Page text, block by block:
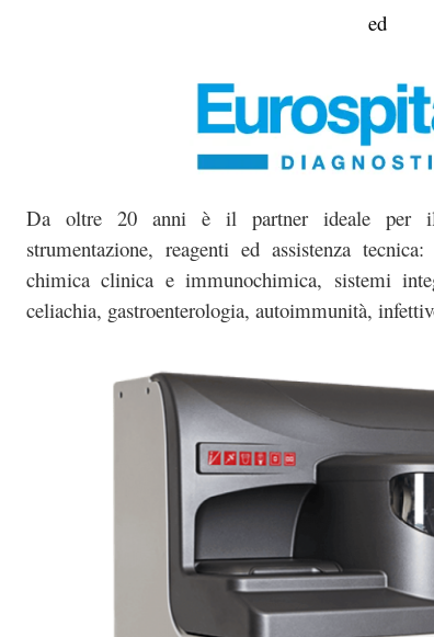
ed
Da oltre 20 anni è il partner ideale per il
strumentazione, reagenti ed assistenza
chimica clinica e immunochimica, sistemi
celiachia, gastroenterologia, autoimmunità,